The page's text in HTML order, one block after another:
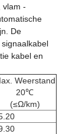
vlam -
De
kabel en
Weerstand
20℃
(≤Ω/km)